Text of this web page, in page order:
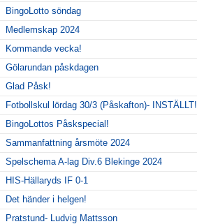
BingoLotto söndag
Medlemskap 2024
Kommande vecka!
Gölarundan påskdagen
Glad Påsk!
Fotbollskul lördag 30/3 (Påskafton)- INSTÄLLT!
BingoLottos Påskspecial!
Sammanfattning årsmöte 2024
Spelschema A-lag Div.6 Blekinge 2024
HIS-Hällaryds IF 0-1
Det händer i helgen!
Pratstund- Ludvig Mattsson